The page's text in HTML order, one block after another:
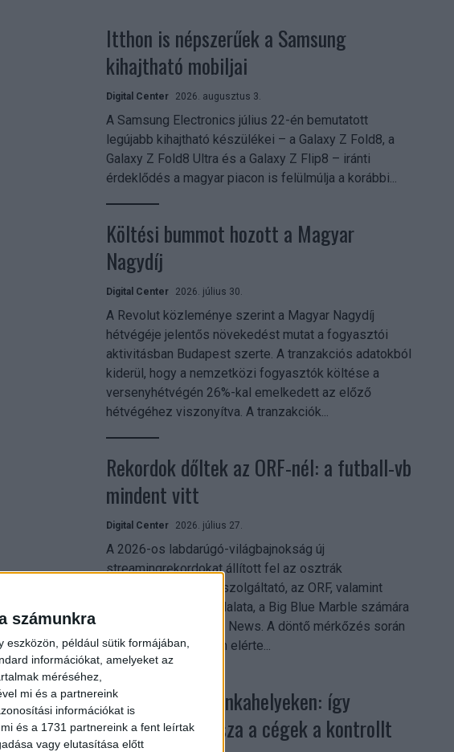
számunkra
eszközön, például sütik formájában,
információkat, amelyeket az
méréséhez,
mi és a partnereink
információkat is
és a 1731 partnereink a fent leírtak
vagy elutasítása előtt
Itthon is népszerűek a Samsung
kihajtható mobiljai
Digital Center 2026. augusztus 3.
A Samsung Electronics július 22-én bemutatott
legújabb kihajtható készülékei – a Galaxy Z Fold8, a
Galaxy Z Fold8 Ultra és a Galaxy Z Flip8 – iránti
érdeklődés a magyar piacon is felülmúlja a korábbi...
Költési bummot hozott a Magyar
Nagydíj
Digital Center 2026. július 30.
A Revolut közleménye szerint a Magyar Nagydíj
hétvégéje jelentős növekedést mutat a fogyasztói
aktivitásban Budapest szerte. A tranzakciós adatokból
kiderül, hogy a nemzetközi fogyasztók költése a
versenyhétvégén 26%-kal emelkedett az előző
hétvégéhez viszonyítva. A tranzakciók...
Rekordok dőltek az ORF-nél: a futball-vb
mindent vitt
Digital Center 2026. július 27.
A 2026-os labdarúgó-világbajnokság új
streamingrekordokat állított fel az osztrák
közszolgálati műsorszolgáltató, az ORF, valamint
technológiai leányvállalata, a Big Blue Marble számára
– írja a Broadband TV News. A döntő mérkőzés során
az átlagos nézőszám elérte...
Shadow AI a munkahelyeken: így
szerezhetik vissza a cégek a kontrollt